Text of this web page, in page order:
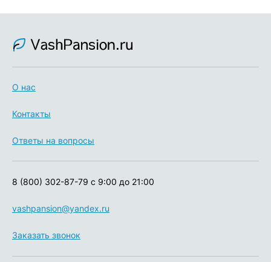
О нас
Контакты
Ответы на вопросы
vashpansion@yandex.ru
8 (800) 302-87-79 с 9:00 до 21:00
Заказать звонок